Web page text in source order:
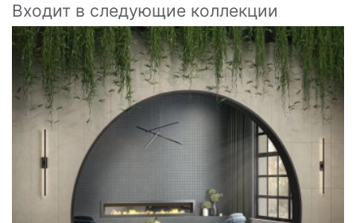
Входит в следующие коллекции